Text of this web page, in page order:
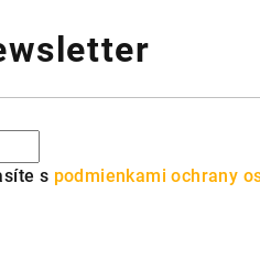
s podmienkami ochrany